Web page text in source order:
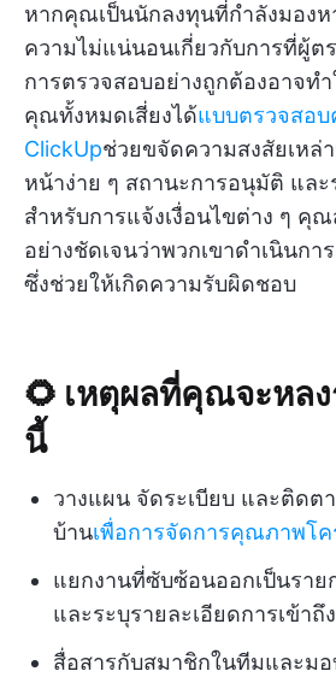
หากคุณเป็นนักลงทุนที่กำลังมองห
ความไม่แน่นอนเกี่ยวกับการที่ผู้ต
การตรวจสอบอย่างถูกต้องอาจท
คุณทั้งหมดเสี่ยงได้แบบตรวจสอ
ClickUpช่วยขจัดความสงสัยเหล่
หน้าง่าย ๆ สถานะการอนุมัติ แล
สำหรับการแจ้งเงื่อนไขต่าง ๆ คุ
อย่างชัดเจนว่าพวกเขาดำเนินกา
ซึ่งช่วยให้เกิดความรับผิดชอบ
🌻 เหตุผลที่คุณจะหล
นี้
วางแผน จัดระเบียบ และติดต
บ้านเพื่อการจัดการคุณภาพโค
แยกงานที่ซับซ้อนออกเป็นราย
และระบุรายละเอียดการเข้า
สื่อสารกับสมาชิกในทีมและม